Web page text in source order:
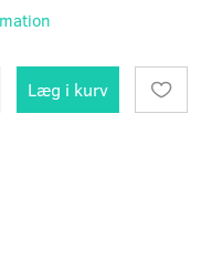
Læg i kurv